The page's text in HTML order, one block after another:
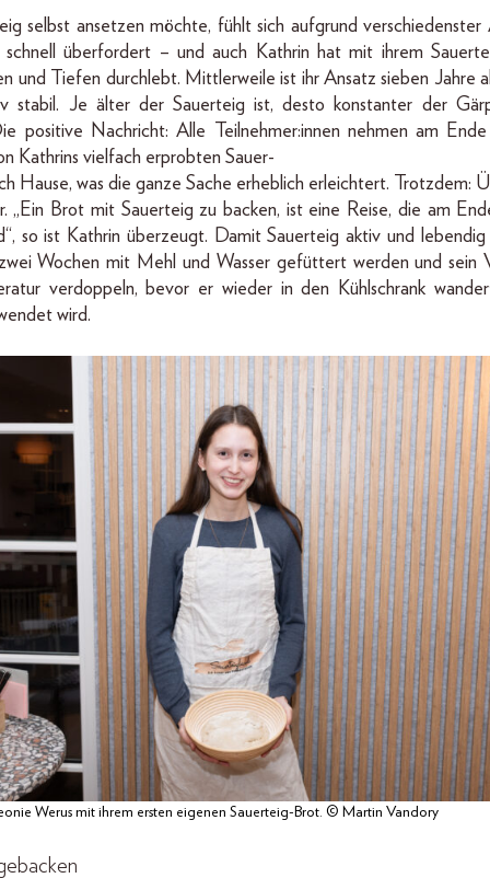
selbst ansetzen möchte, fühlt sich aufgrund verschiedenster
überfordert – und auch Kathrin hat mit ihrem
und Tiefen durchlebt. Mittlerweile ist ihr Ansatz sieben Jahre
stabil. Je älter der Sauerteig ist, desto konstanter der
positive Nachricht: Alle Teilnehmer:innen nehmen am
Kathrins vielfach erprobten Sauer-
Hause, was die ganze Sache erheblich erleichtert. Trotzdem:
„Ein Brot mit Sauerteig zu backen, ist eine Reise, die am
so ist Kathrin überzeugt. Damit Sauerteig aktiv und
Wochen mit Mehl und Wasser gefüttert werden und sein
verdoppeln, bevor er wieder in den Kühlschrank
wird.
Werus mit ihrem ersten eigenen Sauerteig-Brot. © Martin Vandory